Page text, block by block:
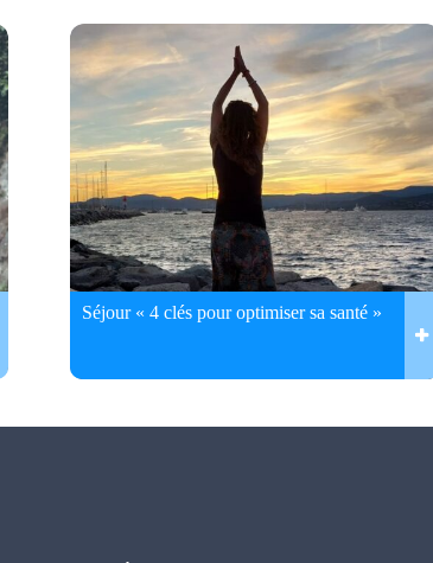
Séjour « 4 clés pour optimiser sa santé »